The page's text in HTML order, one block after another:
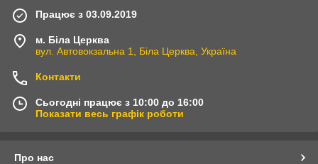
Працює з 03.09.2019
м. Біла Церква
вул. Автовокзальна 1, Біла Церква, Україна
Контакти
Сьогодні працює з 10:00 до 16:00
Показати весь графік роботи
Про нас